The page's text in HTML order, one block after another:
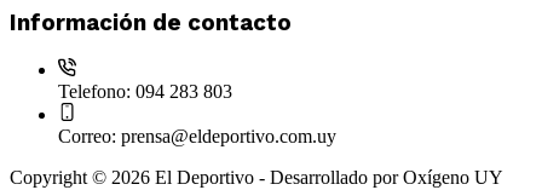
Información de contacto
Telefono: 094 283 803
Correo: prensa@eldeportivo.com.uy
Copyright © 2026 El Deportivo - Desarrollado por Oxígeno UY